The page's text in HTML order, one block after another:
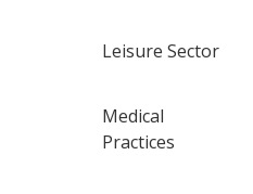
Leisure Sector
Medical
Practices